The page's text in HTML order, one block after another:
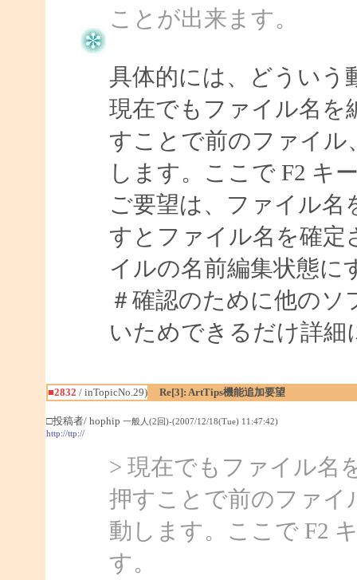
ことが出来ます。
具体的には、どういう
現在でもファイル名を
すことで前のファイル
します。ここで F2 キ
ご要望は、ファイル名
すとファイル名を確定
イルの名前編集状態に
＃確認のために他の
いためできるだけ詳
■2832 / inTopicNo.29) Re[3]: ArtTips機能追加要望
□投稿者/ hophip 一般人(2回)-(2007/12/18(Tue) 11:47:42)
http://ttp://
> 現在でもファイル名
押すことで前のファイ
動します。ここで F2
す。